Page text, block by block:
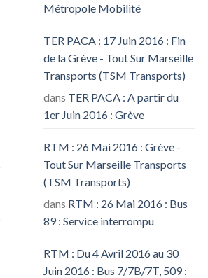
Métropole Mobilité
TER PACA : 17 Juin 2016 : Fin
de la Grève - Tout Sur Marseille
Transports (TSM Transports)
dans TER PACA : A partir du
1er Juin 2016 : Grève
RTM : 26 Mai 2016 : Grève -
Tout Sur Marseille Transports
(TSM Transports)
dans RTM : 26 Mai 2016 : Bus
89 : Service interrompu
RTM : Du 4 Avril 2016 au 30
Juin 2016 : Bus 7/7B/7T, 509 :